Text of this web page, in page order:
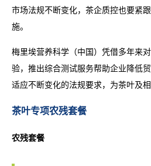
市场法规不断变化，茶企质控也要紧
施。
梅里埃营养科学（中国）凭借多年来
验，推出综合测试服务帮助企业降低
适应不断变化的法规要求，为茶叶及
茶叶专项农残套餐
农残套餐